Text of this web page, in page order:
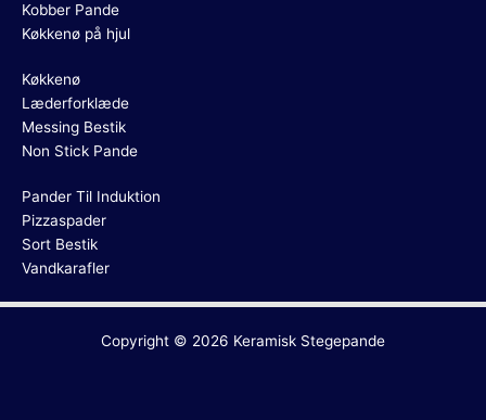
Kobber Pande
Køkkenø på hjul
Køkkenø
Læderforklæde
Messing Bestik
Non Stick Pande
Pander Til Induktion
Pizzaspader
Sort Bestik
Vandkarafler
Copyright © 2026 Keramisk Stegepande